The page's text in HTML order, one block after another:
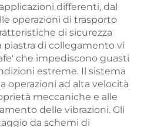
differenti, dal
operazioni di trasporto
di sicurezza
di collegamento vi
che impediscono guasti
estreme. Il sistema
operazioni ad alta velocità
meccaniche e alle
delle vibrazioni. Gli
da schemi di